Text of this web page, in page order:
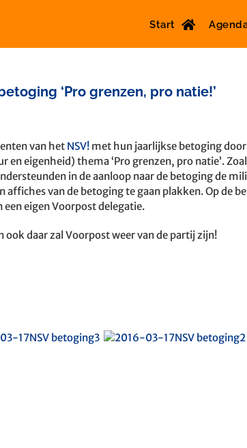
Start
‘Pro grenzen, pro natie!’
van het NSV! met hun jaarlijkse betoging
eigenheid) thema ‘Pro grenzen, pro natie’.
in de aanloop naar de betoging de
affiches van de betoging te gaan plakken. Op de
eigen Voorpost delegatie.
daar zal Voorpost weer van de partij zijn!